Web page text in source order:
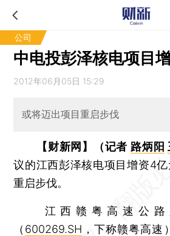
公司
中电投彭泽核电项目
2012年06月05日 15:29
或将迈出项目重启步伐
【财新网】（记者 路炳阳
议的江西彭泽核电项目增资4
重启步伐。
江西赣粤高速公路
（ 600269.SH ，下称赣粤高速